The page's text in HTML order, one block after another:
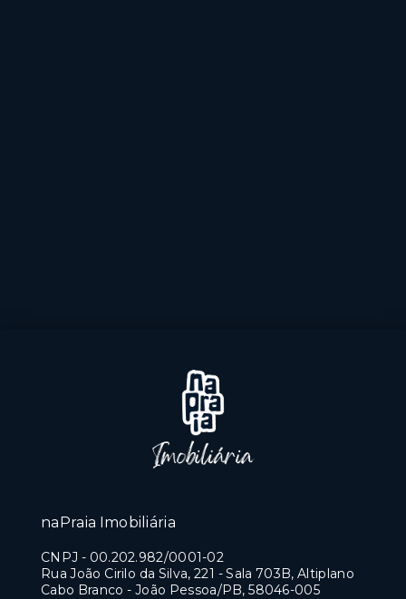
naPraia Imobiliária
CNPJ - 00.202.982/0001-02
Rua João Cirilo da Silva, 221 - Sala 703B, Altiplano
Cabo Branco - João Pessoa/PB, 58046-005